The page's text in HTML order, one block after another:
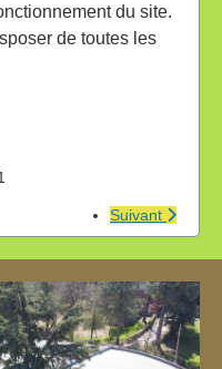
du site.
de toutes les
Suivant